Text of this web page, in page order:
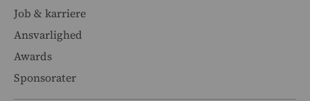
Job & karriere
Ansvarlighed
Awards
Sponsorater